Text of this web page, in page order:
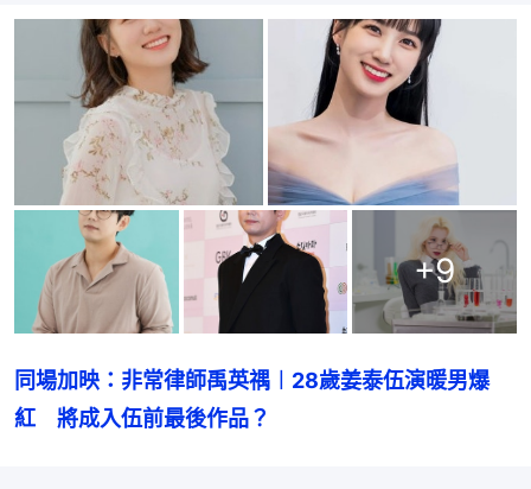
+9
同場加映：非常律師禹英禑︱28歲姜泰伍演暖男爆
紅　將成入伍前最後作品？